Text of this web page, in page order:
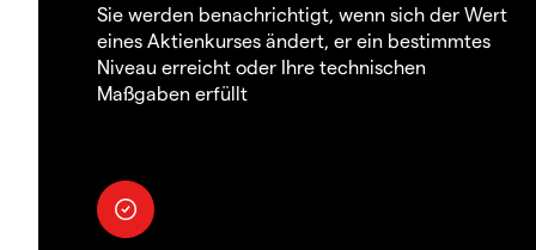
Sie werden benachrichtigt, wenn sich der Wert
eines Aktienkurses ändert, er ein bestimmtes
Niveau erreicht oder Ihre technischen
Maßgaben erfüllt